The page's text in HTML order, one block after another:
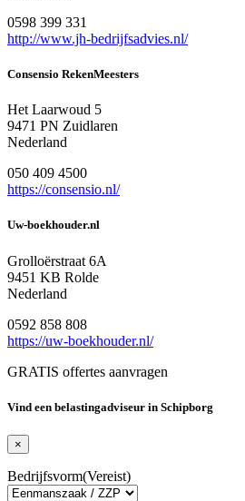
0598 399 331
http://www.jh-bedrijfsadvies.nl/
Consensio RekenMeesters
Het Laarwoud 5
9471 PN Zuidlaren
Nederland
050 409 4500
https://consensio.nl/
Uw-boekhouder.nl
Grolloërstraat 6A
9451 KB Rolde
Nederland
0592 858 808
https://uw-boekhouder.nl/
GRATIS offertes aanvragen
Vind een belastingadviseur in Schipborg
×
Bedrijfsvorm(Vereist)